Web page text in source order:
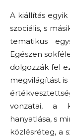
A kiállítás
szociális, s
tematikus
Egészen
dolgozzák fel
megvilágítást
vonzatai, a
hanyatlása, s
közlésréteg, a